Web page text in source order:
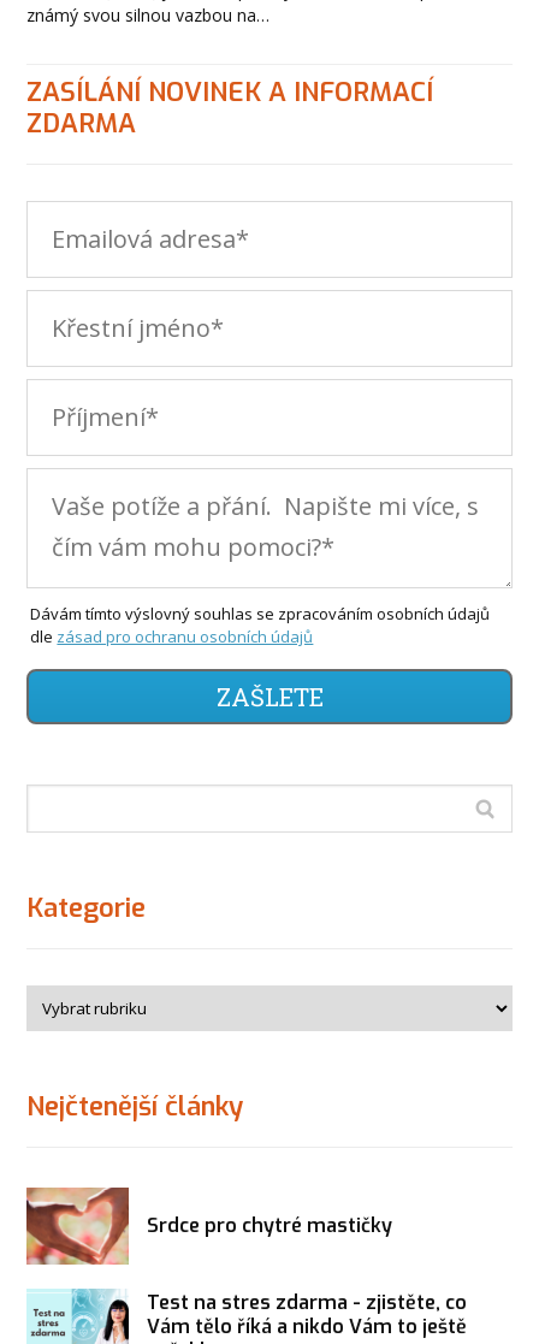
známý svou silnou vazbou na…
ZASÍLÁNÍ NOVINEK A INFORMACÍ
ZDARMA
Dávám tímto výslovný souhlas se zpracováním osobních údajů
dle zásad pro ochranu osobních údajů
ZAŠLETE
Kategorie
Nejčtenější články
Srdce pro chytré mastičky
Test na stres zdarma - zjistěte, co
Vám tělo říká a nikdo Vám to ještě